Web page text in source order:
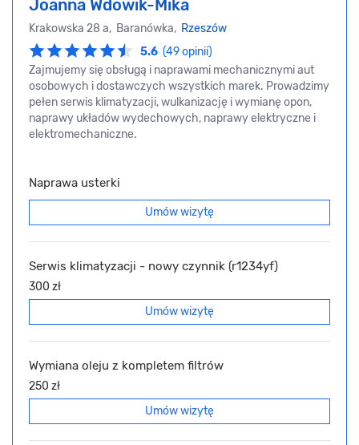
Joanna Wdowik-Mika
Krakowska 28 a, Baranówka, Rzeszów
5.6 (49 opinii)
Zajmujemy się obsługą i naprawami mechanicznymi aut
osobowych i dostawczych wszystkich marek. Prowadzimy
pełen serwis klimatyzacji, wulkanizację i wymianę opon,
naprawy układów wydechowych, naprawy elektryczne i
elektromechaniczne.
Naprawa usterki
Umów wizytę
Serwis klimatyzacji - nowy czynnik (r1234yf)
300 zł
Umów wizytę
Wymiana oleju z kompletem filtrów
250 zł
Umów wizytę